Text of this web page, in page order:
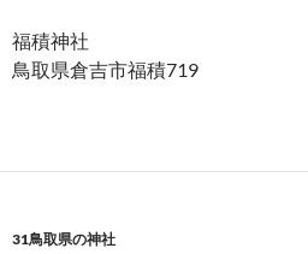
福積神社
鳥取県倉吉市福積719
31鳥取県の神社